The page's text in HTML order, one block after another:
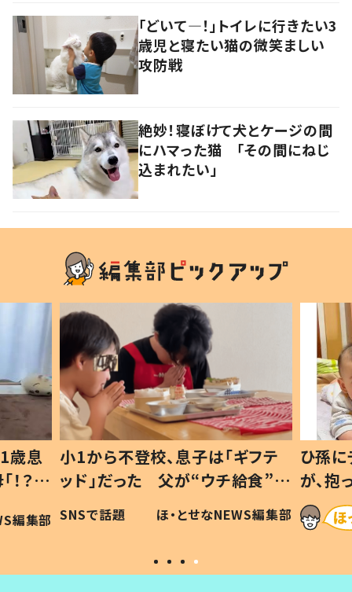
「どいて―！」トイレに行きたい3
歳児と寝たい猫の微笑ましい
攻防戦
絶妙！寝ぼけて犬とケージの間
にハマった猫 「その間にねじ
込まれたい」
フテ
食”を
編集部
ひ孫にデレデレな80歳じいじ
が、抱っこすると…ひ孫の反応に
「涙が出ました」「可愛くて仕方な
い」
ほ・とせなNEWS編集部